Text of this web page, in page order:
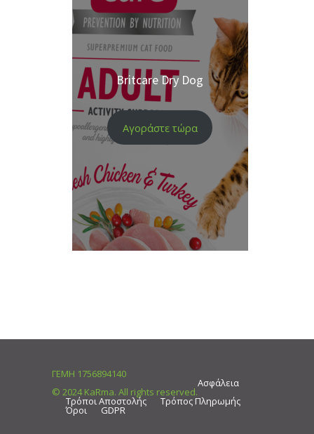
Britcare Dry Dog
Αγοράστε τώρα
ΓΕΜΗ 1756894140
© 2024 KaRma. All rights reserved.
Ασφάλεια
Τρόποι Αποστολής
Τρόπος Πληρωμής
Όροι GDPR